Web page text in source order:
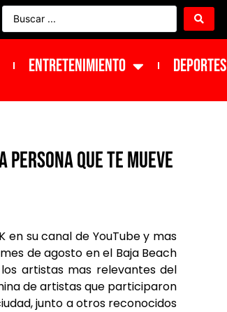
ENTRETENIMIENTO DEPORTES
persona que te mueve
en su canal de YouTube y mas
de agosto en el Baja Beach
artistas mas relevantes del
de artistas que participaron
junto a otros reconocidos